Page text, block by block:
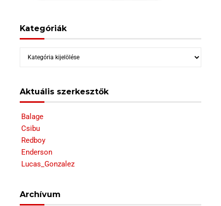
Kategóriák
Kategóriák
Aktuális szerkesztők
Balage
Csibu
Redboy
Enderson
Lucas_Gonzalez
Archívum